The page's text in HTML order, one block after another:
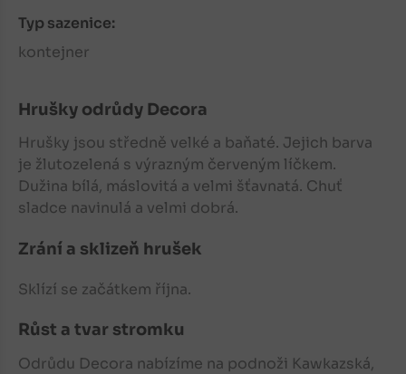
Typ sazenice:
kontejner
Hrušky odrůdy Decora
Hrušky jsou středně velké a baňaté. Jejich barva
je žlutozelená s výrazným červeným líčkem.
Dužina bílá, máslovitá a velmi šťavnatá. Chuť
sladce navinulá a velmi dobrá.
Zrání a sklizeň hrušek
Sklízí se začátkem října.
Růst a tvar stromku
Odrůdu Decora nabízíme na podnoži Kawkazská,